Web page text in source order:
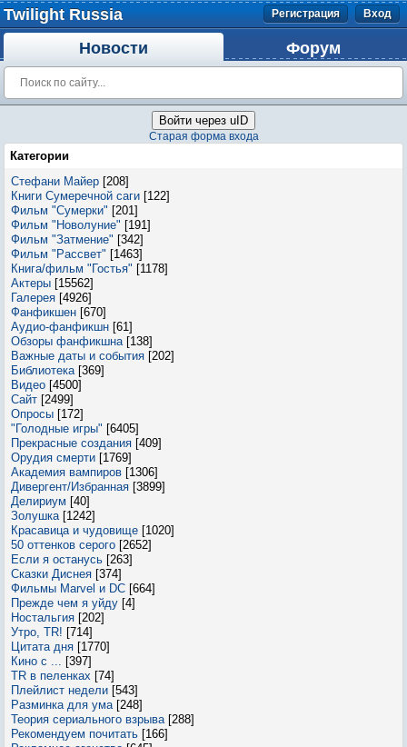
Twilight Russia Регистрация Вход
Новости Форум
Войти через uID
Старая форма входа
Категории
Стефани Майер [208]
Книги Сумеречной саги [122]
Фильм "Сумерки" [201]
Фильм "Новолуние" [191]
Фильм "Затмение" [342]
Фильм "Рассвет" [1463]
Книга/фильм "Гостья" [1178]
Актеры [15562]
Галерея [4926]
Фанфикшен [670]
Аудио-фанфикшн [61]
Обзоры фанфикшна [138]
Важные даты и события [202]
Библиотека [369]
Видео [4500]
Сайт [2499]
Опросы [172]
"Голодные игры" [6405]
Прекрасные создания [409]
Орудия смерти [1769]
Академия вампиров [1306]
Дивергент/Избранная [3899]
Делириум [40]
Золушка [1242]
Красавица и чудовище [1020]
50 оттенков серого [2652]
Если я останусь [263]
Сказки Диснея [374]
Фильмы Marvel и DC [664]
Прежде чем я уйду [4]
Ностальгия [202]
Утро, TR! [714]
Цитата дня [1770]
Кино с ... [397]
TR в пеленках [74]
Плейлист недели [543]
Разминка для ума [248]
Теория сериального взрыва [288]
Рекомендуем почитать [166]